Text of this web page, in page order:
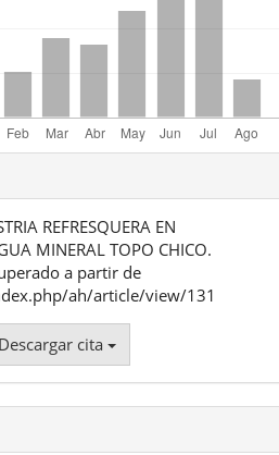
REFRESQUERA EN
MINERAL TOPO CHICO.
a partir de
ah/article/view/131
Descargar cita